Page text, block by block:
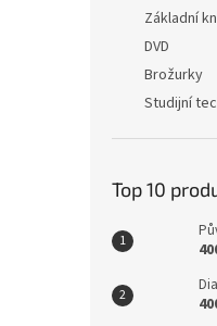
Základní
DVD
Brožurky
Studijní
Top 10